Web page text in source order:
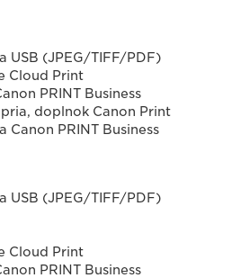
USB (JPEG/TIFF/PDF)
Cloud Print
PRINT Business
doplnok Canon Print
Canon PRINT Business
USB (JPEG/TIFF/PDF)
Cloud Print
PRINT Business